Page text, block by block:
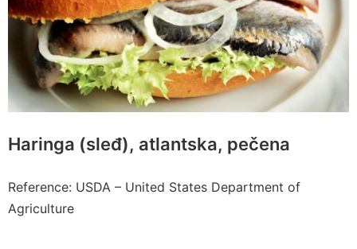
Haringa (sleđ), atlantska, pečena
Reference: USDA – United States Department of
Agriculture